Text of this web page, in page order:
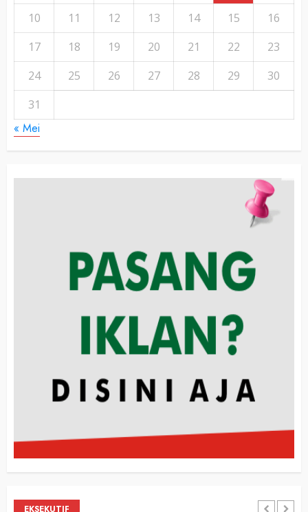
10
11 12 13 14 15
16
17
18 19 20 21 22
23
24
25 26 27 28 29
30
31
« Mei
EKSEKUTIF